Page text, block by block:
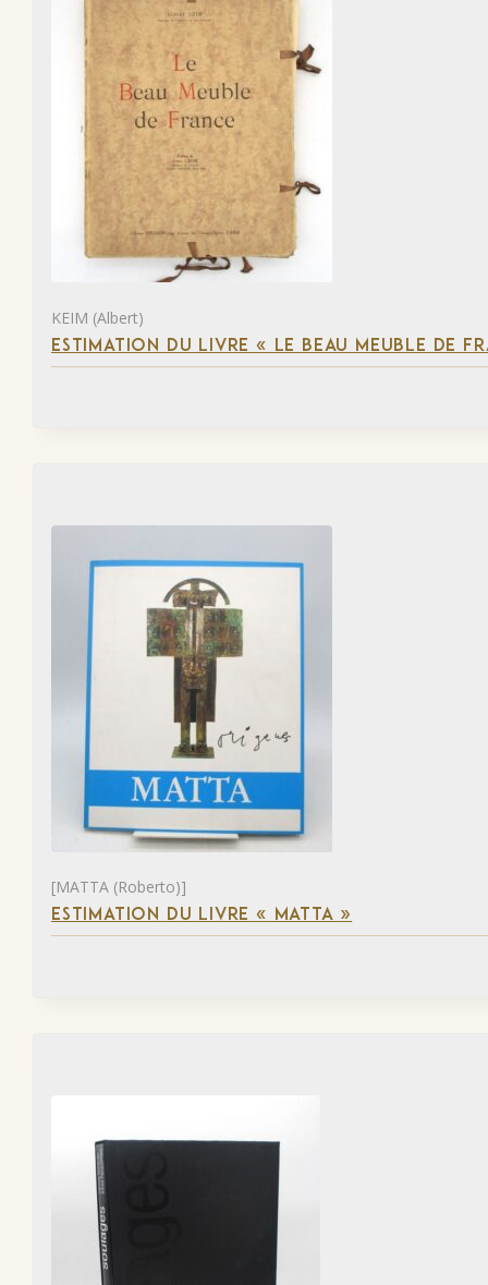
KEIM (Albert)
ESTIMATION DU LIVRE « LE BEAU MEUBLE DE
[MATTA (Roberto)]
ESTIMATION DU LIVRE « MATTA »